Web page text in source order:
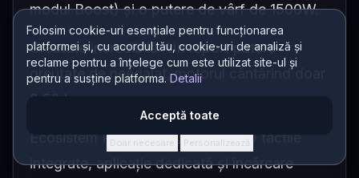
Folosim cookie-uri esențiale pentru funcționarea
platformei și, cu acordul tău, cookie-uri de analiză și
reclame pentru a înțelege cum este utilizat site-ul și
pentru a susține platforma. Detalii
Acceptă toate
Doar necesare · Personalizează
modul Boost) și o putere de vârf de 1500W.
Greutate incredibilă: Un raport putere-
greutate de neegalat, motorul cântărind doar
2.52 kg.
Ecosistem Premium: Ecrane OLED tactile
integrate, aplicație dedicată și încărcare